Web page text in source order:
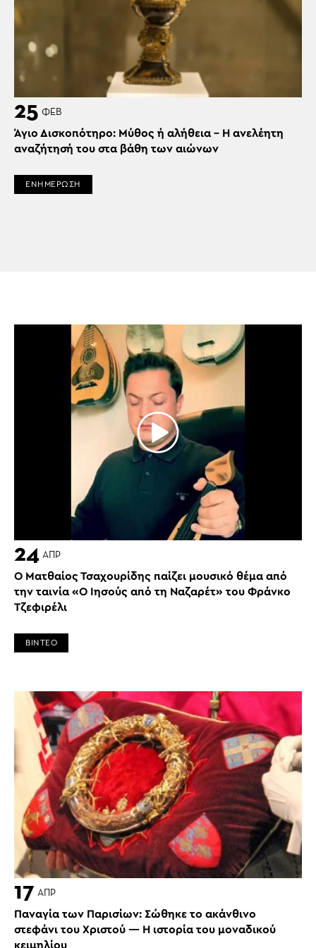
25 ΦΕΒ
Άγιο Δισκοπότηρο: Μύθος ή αλήθεια – Η ανελέητη
αναζήτησή του στα βάθη των αιώνων
ΕΝΗΜΕΡΩΣΗ
24 ΑΠΡ
Ο Ματθαίος Τσαχουρίδης παίζει μουσικό θέμα από
την ταινία «Ο Ιησούς από τη Ναζαρέτ» του Φράνκο
Τζεφιρέλι
ΒΙΝΤΕΟ
17 ΑΠΡ
Παναγία των Παρισίων: Σώθηκε το ακάνθινο
στεφάνι του Χριστού — Η ιστορία του μοναδικού
κειμηλίου